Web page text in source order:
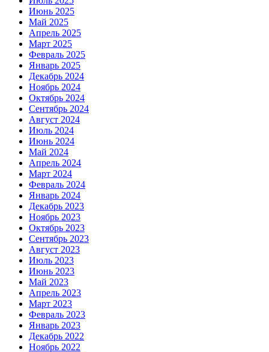
Июнь 2025
Май 2025
Апрель 2025
Март 2025
Февраль 2025
Январь 2025
Декабрь 2024
Ноябрь 2024
Октябрь 2024
Сентябрь 2024
Август 2024
Июль 2024
Июнь 2024
Май 2024
Апрель 2024
Март 2024
Февраль 2024
Январь 2024
Декабрь 2023
Ноябрь 2023
Октябрь 2023
Сентябрь 2023
Август 2023
Июль 2023
Июнь 2023
Май 2023
Апрель 2023
Март 2023
Февраль 2023
Январь 2023
Декабрь 2022
Ноябрь 2022